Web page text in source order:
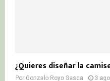
¿Quieres diseñar la
Por Gonzalo Royo Gasca 3